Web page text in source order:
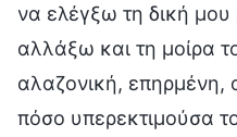
να ελέγξω τη δική
αλλάξω και τη μοίρα
αλαζονική, επηρμένη,
πόσο υπερεκτιμούσα